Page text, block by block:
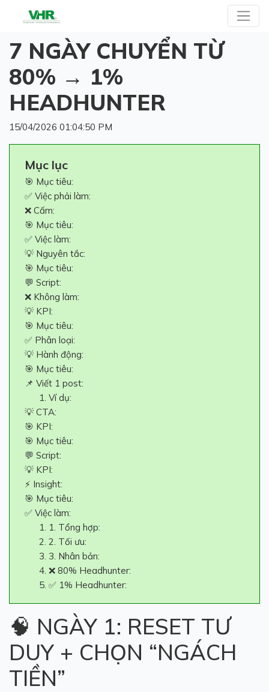
7 NGÀY CHUYỂN TỪ
80% → 1%
HEADHUNTER
15/04/2026 01:04:50 PM
Mục lục
🎯 Mục tiêu:
✅ Việc phải làm:
❌ Cấm:
🎯 Mục tiêu:
✅ Việc làm:
💡 Nguyên tắc:
🎯 Mục tiêu:
💬 Script:
❌ Không làm:
💡 KPI:
🎯 Mục tiêu:
✅ Phân loại:
💡 Hành động:
🎯 Mục tiêu:
📌 Viết 1 post:
Ví dụ:
💡 CTA:
🎯 KPI:
🎯 Mục tiêu:
💬 Script:
💡 KPI:
⚡ Insight:
🎯 Mục tiêu:
✅ Việc làm:
1. Tổng hợp:
2. Tối ưu:
3. Nhân bản:
❌ 80% Headhunter:
✅ 1% Headhunter:
🧠 NGÀY 1: RESET TƯ
DUY + CHỌN “NGÁCH
TIỀN”